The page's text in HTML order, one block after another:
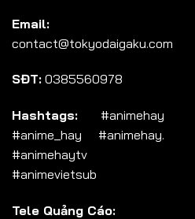
Tập 108
Tập 109
Email:
contact@tokyodaigaku.com
SĐT: 0385560978
Hashtags: #animehay
#anime_hay #animehay.
#animehaytv
#animevietsub
Tele Quảng Cáo: